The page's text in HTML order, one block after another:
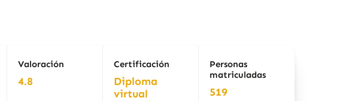
Valoración
4.8
Certificación
Diploma
virtual
Personas
matriculadas
519